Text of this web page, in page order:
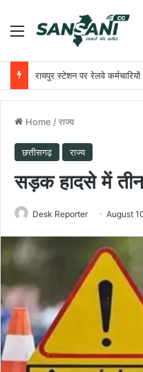
Menu
Home /राज्य
छत्तीसगढ़ राज्य
सड़क हादसे में
Desk Reporter August